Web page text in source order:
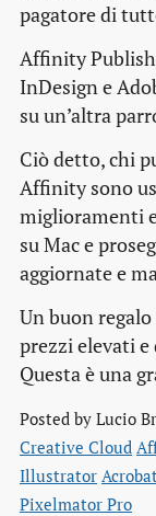
pagatore di
Affinity
InDesign e
su un’altra
Ciò detto, chi
Affinity sono
miglioramenti
su Mac e
aggiornate e
Un buon
prezzi elevati
Questa è una
Posted by Lucio
Creative Cloud
Illustrator
Pixelmator Pro